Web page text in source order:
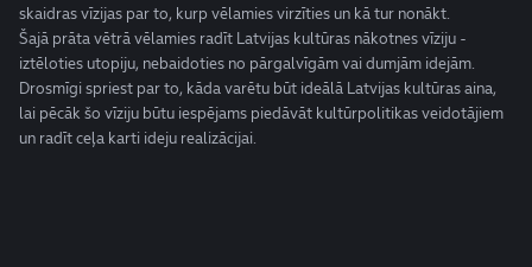
skaidras vīzijas par to, kurp vēlamies virzīties un kā tur nonākt.
Šajā prāta vētrā vēlamies radīt Latvijas kultūras nākotnes vīziju -
iztēloties utopiju, nebaidoties no pārgalvīgām vai dumjām idejām.
Drosmīgi spriest par to, kāda varētu būt ideālā Latvijas kultūras aina,
lai pēcāk šo vīziju būtu iespējams piedāvāt kultūrpolitikas veidotājiem
un radīt ceļa karti ideju realizācijai.